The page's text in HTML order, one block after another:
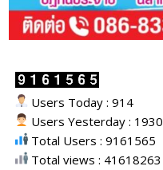
Users Today : 914
Users Yesterday : 1930
Total Users : 9161565
Total views : 41618263